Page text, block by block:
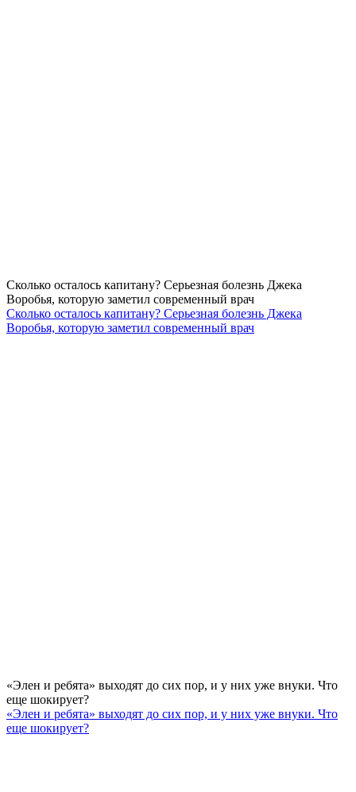
Сколько осталось капитану? Серьезная болезнь Джека
Воробья, которую заметил современный врач
Сколько осталось капитану? Серьезная болезнь Джека
Воробья, которую заметил современный врач
«Элен и ребята» выходят до сих пор, и у них уже внуки. Что
еще шокирует?
«Элен и ребята» выходят до сих пор, и у них уже внуки. Что
еще шокирует?